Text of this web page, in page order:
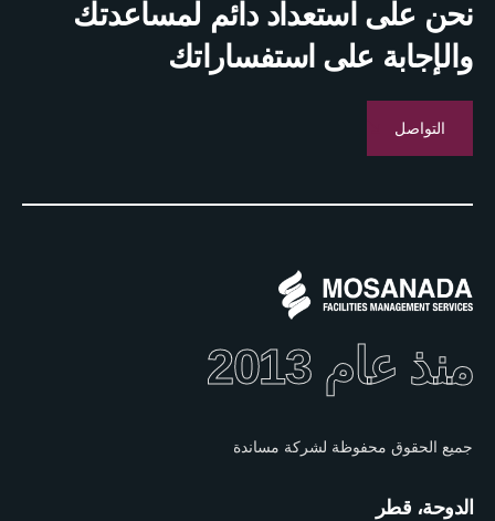
نحن على استعداد دائم لمساعدتك
والإجابة على استفساراتك
التواصل
منذ عام 2013
جميع الحقوق محفوظة لشركة مساندة
الدوحة، قطر